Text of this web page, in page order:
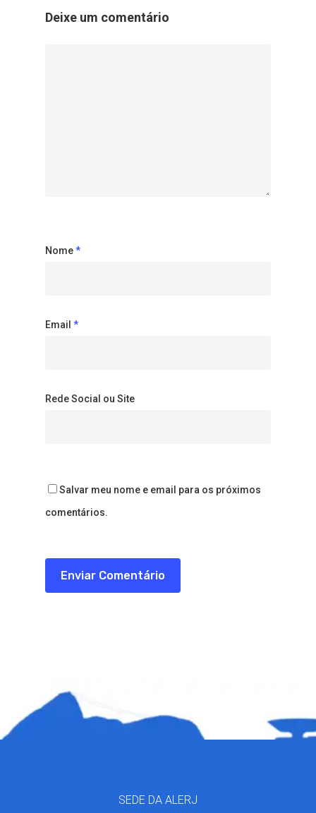
Deixe um comentário
Nome*
Email *
Rede Social ou Site
Salvar meu nome e email para os próximos
comentários.
SEDE DA ALERJ